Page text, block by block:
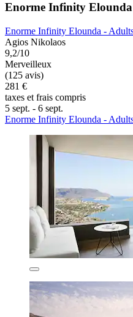
Enorme Infinity
Enorme Infinity Elounda -
Agios Nikolaos
9,2/10
Merveilleux
(125 avis)
281 €
taxes et frais compris
5 sept. - 6 sept.
Enorme Infinity Elounda -